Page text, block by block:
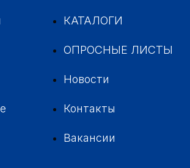
КАТАЛОГИ
ОПРОСНЫЕ ЛИСТЫ
Новости
Контакты
Вакансии